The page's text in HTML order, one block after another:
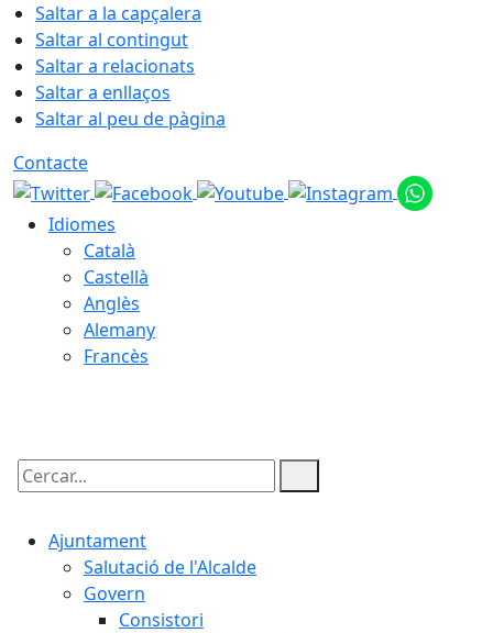
Saltar a la capçalera
Saltar al contingut
Saltar a relacionats
Saltar a enllaços
Saltar al peu de pàgina
Contacte
Idiomes
Català
Castellà
Anglès
Alemany
Francès
Cercar:
Ajuntament
Salutació de l'Alcalde
Govern
Consistori